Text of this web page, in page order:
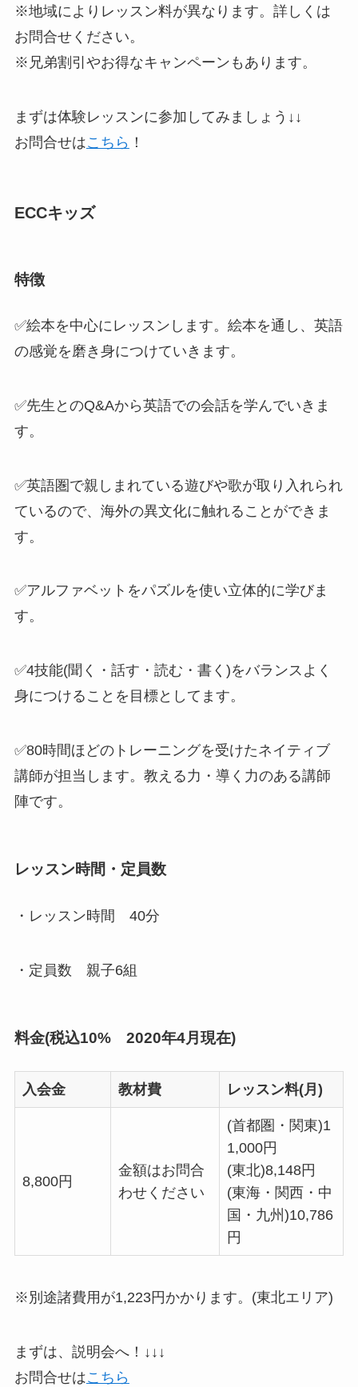
※地域によりレッスン料が異なります。詳しくは
お問合せください。
※兄弟割引やお得なキャンペーンもあります。
まずは体験レッスンに参加してみましょう↓↓
お問合せはこちら ！
ECCキッズ
特徴
✅絵本を中心にレッスンします。 絵本を通し、英語
の感覚を磨き身につけていきます。
✅先生とのQ&Aから英語での会話を学んでいきま
す。
✅英語圏で親しまれている遊びや歌が取り入れられ
ているので、 海外の異文化に触れることができま
す。
✅アルファベットをパズルを使い立体的に学びま
す。
✅4技能(聞く・話す・読む・書く)をバランスよく
身につける ことを目標としてます。
✅80時間ほどのトレーニングを受けたネイティブ
講師が担当します。 教える力・導く力のある講師
陣です。
レッスン時間・定員数
・レッスン時間 40分
・定員数 親子6組
料金(税込10% 2020年4月現在)
入会金 教材費 レッスン料(月)
8,800円
金額はお問合
わせください
(首都圏・関東)1
1,000円
(東北)8,148円
(東海・関西・中
国・九州)10,786
円
※別途諸費用が1,223円かかります。(東北エリア)
まずは、説明会へ！↓↓↓
お問合せはこちら